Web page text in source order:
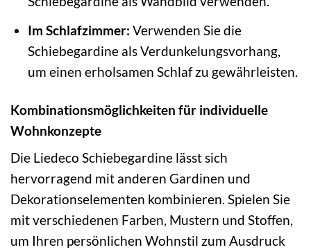
Im Schlafzimmer: Verwenden Sie die
Schiebegardine als Verdunkelungsvorhang,
um einen erholsamen Schlaf zu gewährleisten.
Kombinationsmöglichkeiten für individuelle
Wohnkonzepte
Die Liedeco Schiebegardine lässt sich
hervorragend mit anderen Gardinen und
Dekorationselementen kombinieren. Spielen Sie
mit verschiedenen Farben, Mustern und Stoffen,
um Ihren persönlichen Wohnstil zum Ausdruck